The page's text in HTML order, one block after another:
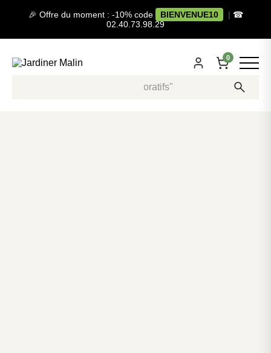
🎉 Offre du moment : -10% code BIENVENUE10 | ☎
02.40.73.98.29
Recherche, ex: "pots décoratifs"
0